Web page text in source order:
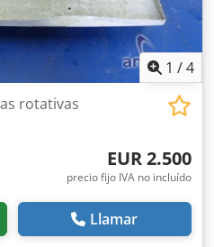
1 /4
rotativas
EUR 2.500
precio fijo IVA no incluído
Llamar